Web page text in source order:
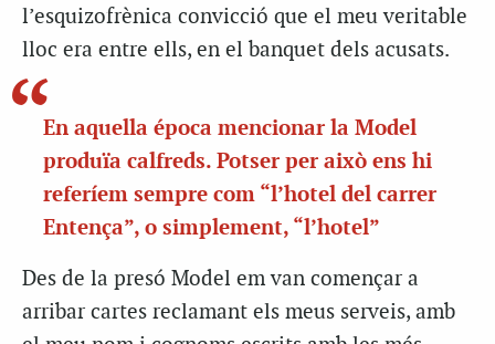
l’esquizofrènica convicció que el meu veritable
lloc era entre ells, en el banquet dels acusats.
En aquella época mencionar la Model
produïa calfreds. Potser per això ens hi
referíem sempre com “l’hotel del carrer
Entença”, o simplement, “l’hotel”
Des de la presó Model em van començar a
arribar cartes reclamant els meus serveis, amb